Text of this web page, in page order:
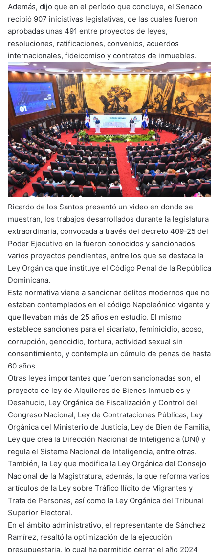
Además, dijo que en el período que concluye, el Senado
recibió 907 iniciativas legislativas, de las cuales fueron
aprobadas unas 491 entre proyectos de leyes,
resoluciones, ratificaciones, convenios, acuerdos
internacionales, fideicomiso y contratos de inmuebles.
Ricardo de los Santos presentó un video en donde se
muestran, los trabajos desarrollados durante la legislatura
extraordinaria, convocada a través del decreto 409-25 del
Poder Ejecutivo en la fueron conocidos y sancionados
varios proyectos pendientes, entre los que se destaca la
Ley Orgánica que instituye el Código Penal de la República
Dominicana.
Esta normativa viene a sancionar delitos modernos que no
estaban contemplados en el código Napoleónico vigente y
que llevaban más de 25 años en estudio. El mismo
establece sanciones para el sicariato, feminicidio, acoso,
corrupción, genocidio, tortura, actividad sexual sin
consentimiento, y contempla un cúmulo de penas de hasta
60 años.
Otras leyes importantes que fueron sancionadas son, el
proyecto de ley de Alquileres de Bienes Inmuebles y
Desahucio, Ley Orgánica de Fiscalización y Control del
Congreso Nacional, Ley de Contrataciones Públicas, Ley
Orgánica del Ministerio de Justicia, Ley de Bien de Familia,
Ley que crea la Dirección Nacional de Inteligencia (DNI) y
regula el Sistema Nacional de Inteligencia, entre otras.
También, la Ley que modifica la Ley Orgánica del Consejo
Nacional de la Magistratura, además, la que reforma varios
artículos de la Ley sobre Tráfico Ilícito de Migrantes y
Trata de Personas, así como la Ley Orgánica del Tribunal
Superior Electoral.
En el ámbito administrativo, el representante de Sánchez
Ramírez, resaltó la optimización de la ejecución
presupuestaria, lo cual ha permitido cerrar el año 2024